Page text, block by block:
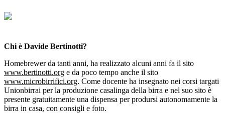
Chi è Davide Bertinotti?
Homebrewer da tanti anni, ha realizzato alcuni anni fa il sito
www.bertinotti.org e da poco tempo anche il sito
www.microbirrifici.org. Come docente ha insegnato nei corsi targati
Unionbirrai per la produzione casalinga della birra e nel suo sito è
presente gratuitamente una dispensa per prodursi autonomamente la
birra in casa, con consigli e foto.